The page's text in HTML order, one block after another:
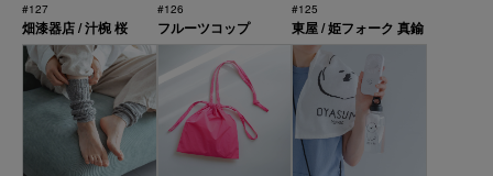
#127
畑漆器店 / 汁椀 桜
#126
フルーツコップ
#125
東屋 / 姫フォーク 真鍮